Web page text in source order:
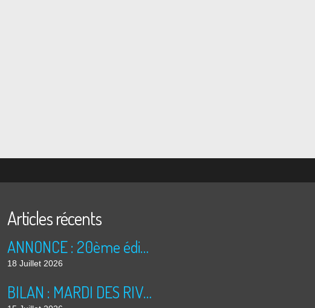
Articles récents
ANNONCE : 20ème édition des TRÉSORS DU GRENIER (2026)
18 Juillet 2026
BILAN : MARDI DES RIVES 2026